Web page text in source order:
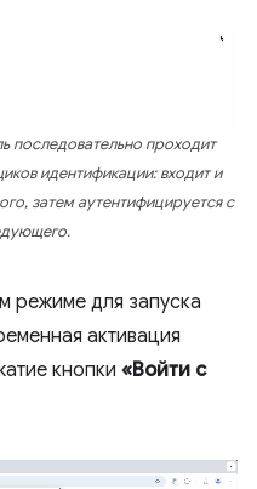
последовательно проходит
идентификации: входит и
затем аутентифицируется с
режиме для запуска
активация
кнопки «Войти с